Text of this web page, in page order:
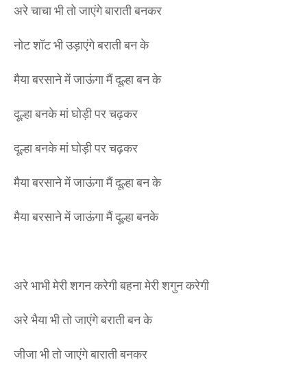
अरे चाचा भी तो जाएंगे बाराती बनकर
नोट शॉट भी उड़ाएंगे बराती बन के
मैया बरसाने में जाऊंगा मैं दूल्हा बन के
दूल्हा बनके मां घोड़ी पर चढ़कर
दूल्हा बनके मां घोड़ी पर चढ़कर
मैया बरसाने में जाऊंगा मैं दूल्हा बन के
मैया बरसाने में जाऊंगा मैं दूल्हा बनके
अरे भाभी मेरी शगन करेगी बहना मेरी शगुन करेगी
अरे भैया भी तो जाएंगे बराती बन के
जीजा भी तो जाएंगे बाराती बनकर